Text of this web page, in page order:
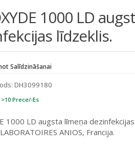
1000 LD
līdzeklis.
Salīdzināšanai
DH3099180
Prece/-Es
1000 LD augsta līmeņa
ANIOS, Francija.